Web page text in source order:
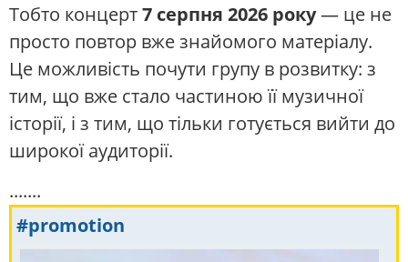
Тобто концерт7 серпня 2026 року— це не
просто повтор вже знайомого матеріалу.
Це можливість почути групу в розвитку: з
тим, що вже стало частиною її музичної
історії, і з тим, що тільки готується вийти до
широкої аудиторії.
.......
#promotion